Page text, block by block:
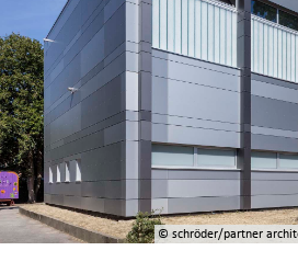
© schröder/partner